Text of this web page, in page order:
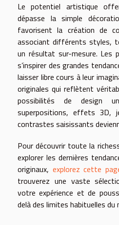
Le potentiel artistique
dépasse la simple
favorisent la création de
associant différents styles,
un résultat sur-mesure. Les
s’inspirer des grandes
laisser libre cours à leur
originales qui reflètent
possibilités de design
superpositions, effets 3D,
contrastes saisissants
Pour découvrir toute la
explorer les dernières
originaux, explorez cette
trouverez une vaste
votre expérience et de
delà des limites habituelles du